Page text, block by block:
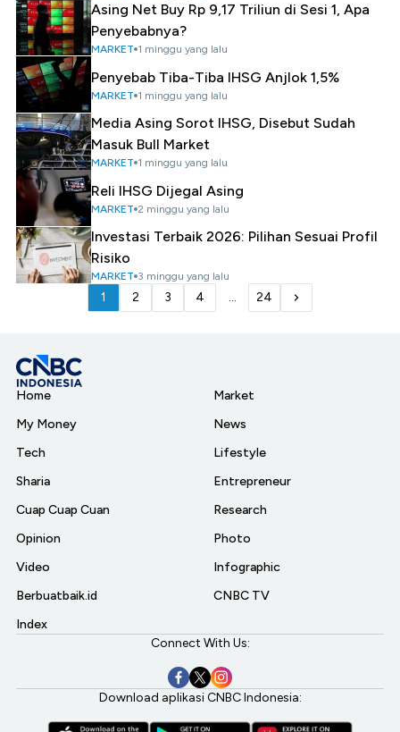
Asing Net Buy Rp 9,17 Triliun di Sesi 1, Apa
Penyebabnya?
MARKET 1 minggu yang lalu
Penyebab Tiba-Tiba IHSG Anjlok 1,5%
MARKET 1 minggu yang lalu
Media Asing Sorot IHSG, Disebut Sudah
Masuk Bull Market
MARKET 1 minggu yang lalu
Reli IHSG Dijegal Asing
MARKET 2 minggu yang lalu
Investasi Terbaik 2026: Pilihan Sesuai Profil
Risiko
MARKET 3 minggu yang lalu
1 2 3 4 ... 24
Home
My Money
Tech
Sharia
Cuap Cuap Cuan
Opinion
Video
Berbuatbaik.id
Index
Market
News
Lifestyle
Entrepreneur
Research
Photo
Infographic
CNBC TV
Connect With Us:
Download aplikasi CNBC Indonesia: